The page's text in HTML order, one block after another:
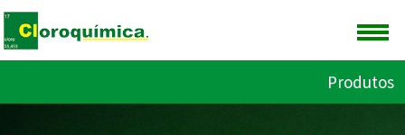
Produtos